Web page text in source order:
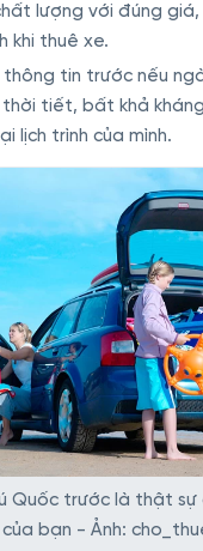
lượng với đúng giá,
khi thuê xe.
tin trước nếu
tiết, bất khả
lịch trình của mình.
Quốc trước là thật
của bạn - Ảnh: